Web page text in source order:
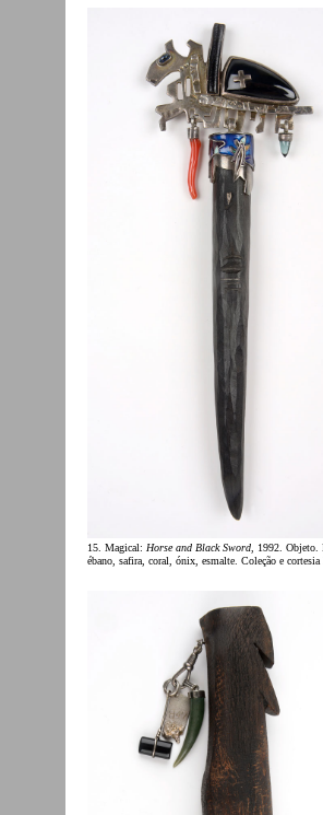
15. Magical: Horse and Black Sword , 1992. Objeto.
ébano, safira, coral, ónix, esmalte. Coleção e